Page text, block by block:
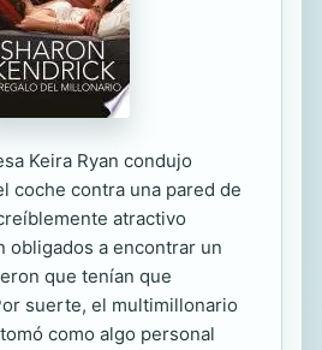
Keira Ryan condujo
coche contra una pared de
atractivo
obligados a encontrar un
que tenían que
suerte, el multimillonario
como algo personal